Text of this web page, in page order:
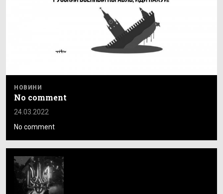
НОВИНИ
No comment
24.03.2022
No comment